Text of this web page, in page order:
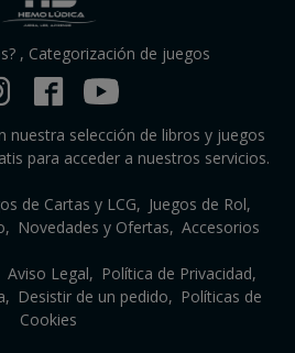
, Categorización de juegos
nuestra selección de libros y juegos
para acceder a nuestros servicios.
de Cartas y LCG
Juegos de Rol
Novedades y Ofertas Accesorios
Aviso Legal
Política de Privacidad
Desistir de un pedido
Políticas de
Cookies